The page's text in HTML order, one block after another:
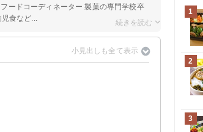
ードコーディネーター 製菓の専門学校卒
食など...
1
2
3